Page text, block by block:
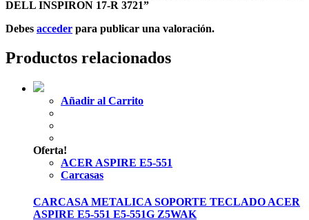
DELL INSPIRON 17-R 3721”
Debes acceder para publicar una valoración.
Productos relacionados
Añadir al Carrito
Oferta!
ACER ASPIRE E5-551
Carcasas
CARCASA METALICA SOPORTE TECLADO ACER
ASPIRE E5-551 E5-551G Z5WAK